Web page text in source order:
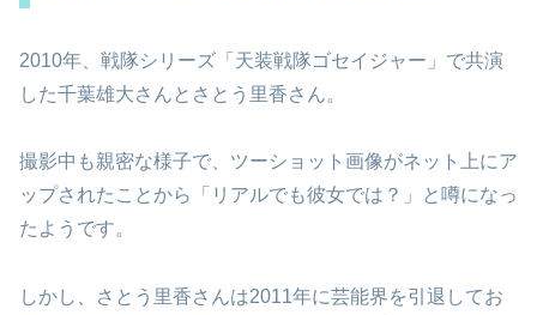
2010年、戦隊シリーズ「天装戦隊ゴセイジャー」で共演
した千葉雄大さんとさとう里香さん。
撮影中も親密な様子で、ツーショット画像がネット上にア
ップされたことから「リアルでも彼女では？」と噂になっ
たようです。
しかし、さとう里香さんは2011年に芸能界を引退してお